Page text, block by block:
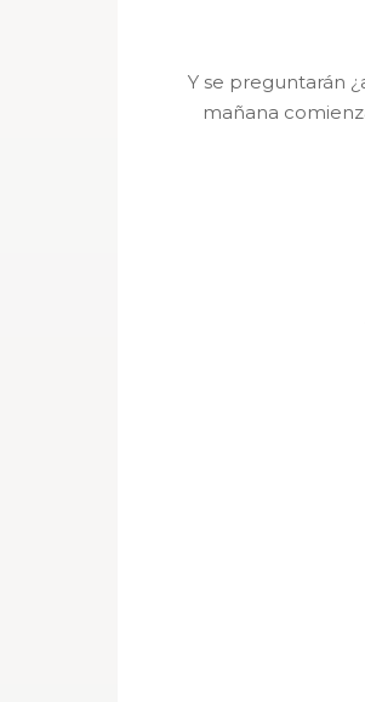
Y se preguntarán
mañana